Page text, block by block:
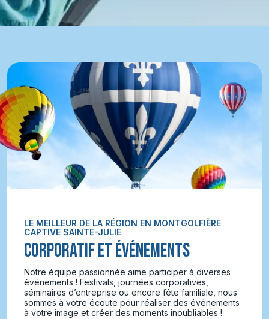
LE MEILLEUR DE LA RÉGION EN MONTGOLFIÈRE
CAPTIVE SAINTE-JULIE
CORPORATIF ET ÉVÉNEMENTS
Notre équipe passionnée aime participer à diverses
événements ! Festivals, journées corporatives,
séminaires d’entreprise ou encore fête familiale, nous
sommes à votre écoute pour réaliser des événements
à votre image et créer des moments inoubliables !